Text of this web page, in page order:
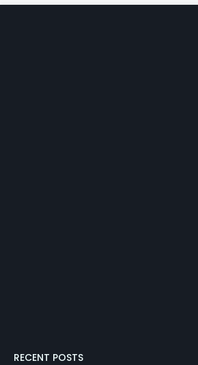
RECENT POSTS